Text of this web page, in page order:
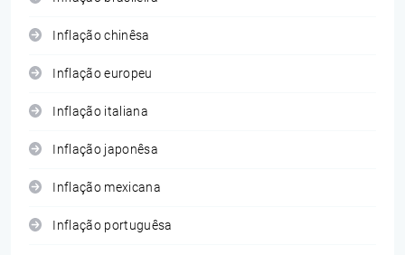
Inflação chinêsa
Inflação europeu
Inflação italiana
Inflação japonêsa
Inflação mexicana
Inflação portuguêsa